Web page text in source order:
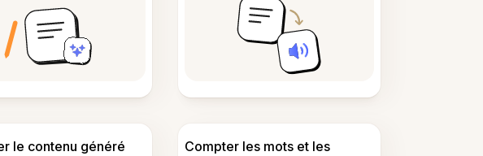
le contenu généré
Compter les mots et les